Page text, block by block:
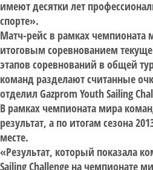
имеют десятки лет
спорте».
Матч-рейс в рамках чемпионата
итоговым соревнованием
этапов соревнований в общей
команд разделают считанные
отделил Gazprom Youth Sailing
В рамках чемпионата мира
результат, а по итогам сезона
месте.
«Результат, который показала
Sailing Challenge на чемпионате